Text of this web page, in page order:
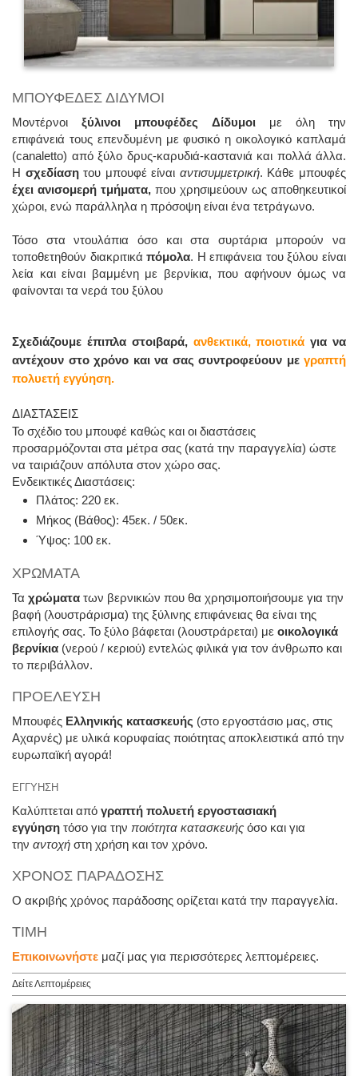
ΜΠΟΥΦΕΔΕΣ ΔΙΔΥΜΟΙ
Μοντέρνοι ξύλινοι μπουφέδες Δίδυμοι με όλη την
επιφάνειά τους επενδυμένη με φυσικό η οικολογικό καπλαμά
(canaletto) από ξύλο δρυς-καρυδιά-καστανιά και πολλά άλλα.
Η σχεδίασητου μπουφέ είναι αντισυμμετρική. Κάθε μπουφές
έχει ανισομερή τμήματα, που χρησιμεύουν ως αποθηκευτικοί
χώροι, ενώ παράλληλα η πρόσοψη είναι ένα τετράγωνο.
Τόσο στα ντουλάπια όσο και στα συρτάρια μπορούν να
τοποθετηθούν διακριτικάπόμολα. Η επιφάνεια του ξύλου είναι
λεία και είναι βαμμένη με βερνίκια, που αφήνουν όμως να
φαίνονται τα νερά του ξύλου
Σχεδιάζουμε έπιπλα στοιβαρά, ανθεκτικά, ποιοτικά για να
αντέχουν στο χρόνο και να σας συντροφεύουν με γραπτή
πολυετή εγγύηση.
ΔΙΑΣΤΑΣΕΙΣ
Το σχέδιο του μπουφέ καθώς και οι διαστάσεις
προσαρμόζονται στα μέτρα σας (κατά την παραγγελία) ώστε
να ταιριάζουν απόλυτα στον χώρο σας.
Ενδεικτικές Διαστάσεις:
Πλάτος: 220 εκ.
Μήκος (Βάθος): 45εκ. / 50εκ.
Ύψος: 100 εκ.
ΧΡΩΜΑΤΑ
Τα χρώματα των βερνικιών που θα χρησιμοποιήσουμε για την
βαφή (λουστράρισμα) της ξύλινης επιφάνειας θα είναι της
επιλογής σας. Το ξύλο βάφεται (λουστράρεται) με οικολογικά
βερνίκια (νερού / κεριού) εντελώς φιλικά για τον άνθρωπο και
το περιβάλλον.
ΠΡΟΕΛΕΥΣΗ
Μπουφές Ελληνικής κατασκευής (στο εργοστάσιο μας, στις
Αχαρνές) με υλικά κορυφαίας ποιότητας αποκλειστικά από την
ευρωπαϊκή αγορά!
ΕΓΓΥΗΣΗ
Καλύπτεται από γραπτή πολυετή εργοστασιακή
εγγύηση τόσο για την ποιότητα κατασκευής όσο και για
την αντοχή στη χρήση και τον χρόνο.
ΧΡΟΝΟΣ ΠΑΡΑΔΟΣΗΣ
Ο ακριβής χρόνος παράδοσης ορίζεται κατά την παραγγελία.
ΤΙΜΗ
Επικοινωνήστε μαζί μας για περισσότερες λεπτομέρειες.
Δείτε Λεπτομέρειες